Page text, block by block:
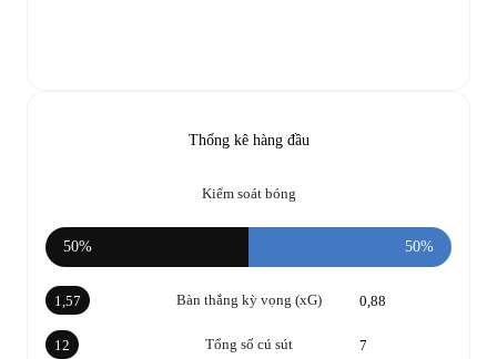
Thống kê hàng đầu
Kiểm soát bóng
50% 50%
Bàn thắng kỳ vọng (xG)
1,57 0,88
Tổng số cú sút
12 7